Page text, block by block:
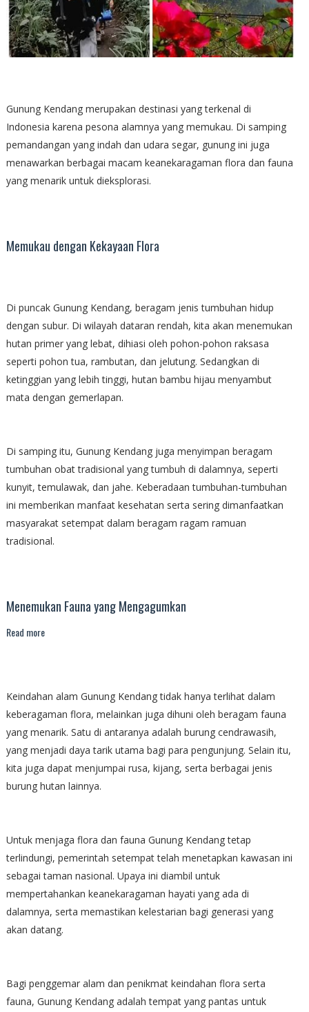
Gunung Kendang merupakan destinasi yang terkenal di
Indonesia karena pesona alamnya yang memukau. Di samping
pemandangan yang indah dan udara segar, gunung ini juga
menawarkan berbagai macam keanekaragaman flora dan fauna
yang menarik untuk dieksplorasi.
Memukau dengan Kekayaan Flora
Di puncak Gunung Kendang, beragam jenis tumbuhan hidup
dengan subur. Di wilayah dataran rendah, kita akan menemukan
hutan primer yang lebat, dihiasi oleh pohon-pohon raksasa
seperti pohon tua, rambutan, dan jelutung. Sedangkan di
ketinggian yang lebih tinggi, hutan bambu hijau menyambut
mata dengan gemerlapan.
Di samping itu, Gunung Kendang juga menyimpan beragam
tumbuhan obat tradisional yang tumbuh di dalamnya, seperti
kunyit, temulawak, dan jahe. Keberadaan tumbuhan-tumbuhan
ini memberikan manfaat kesehatan serta sering dimanfaatkan
masyarakat setempat dalam beragam ragam ramuan
tradisional.
Menemukan Fauna yang Mengagumkan
Read more
Keindahan alam Gunung Kendang tidak hanya terlihat dalam
keberagaman flora, melainkan juga dihuni oleh beragam fauna
yang menarik. Satu di antaranya adalah burung cendrawasih,
yang menjadi daya tarik utama bagi para pengunjung. Selain itu,
kita juga dapat menjumpai rusa, kijang, serta berbagai jenis
burung hutan lainnya.
Untuk menjaga flora dan fauna Gunung Kendang tetap
terlindungi, pemerintah setempat telah menetapkan kawasan ini
sebagai taman nasional. Upaya ini diambil untuk
mempertahankan keanekaragaman hayati yang ada di
dalamnya, serta memastikan kelestarian bagi generasi yang
akan datang.
Bagi penggemar alam dan penikmat keindahan flora serta
fauna, Gunung Kendang adalah tempat yang pantas untuk